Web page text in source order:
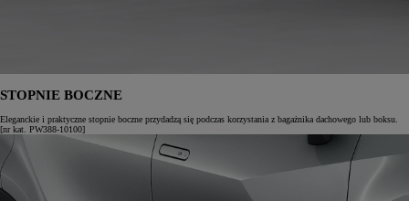
STOPNIE BOCZNE
Eleganckie i praktyczne stopnie boczne przydadzą się podczas korzystania z bagażnika dachowego lub boksu.
[nr kat. PW388-10100]